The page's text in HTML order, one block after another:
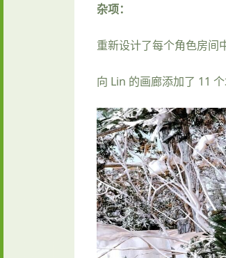
杂项：
重新设计了每个角色房间
向 Lin 的画廊添加了 11